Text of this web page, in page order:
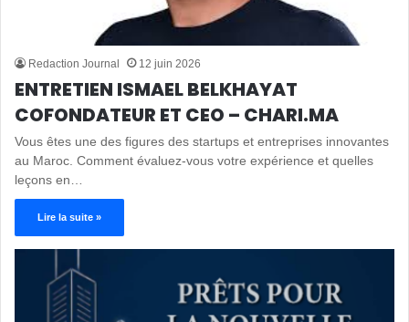
Redaction Journal 12 juin 2026
ENTRETIEN ISMAEL BELKHAYAT
COFONDATEUR ET CEO – CHARI.MA
Vous êtes une des figures des startups et entreprises innovantes
au Maroc. Comment évaluez-vous votre expérience et quelles
leçons en…
Lire la suite »